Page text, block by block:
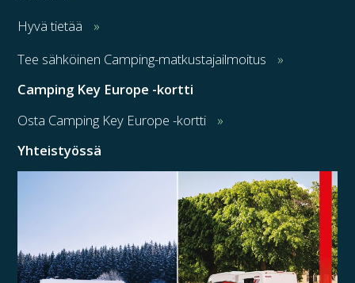
Hyvä tietää
Tee sähköinen Camping-matkustajailmoitus
Camping Key Europe -kortti
Osta Camping Key Europe -kortti
Yhteistyössä